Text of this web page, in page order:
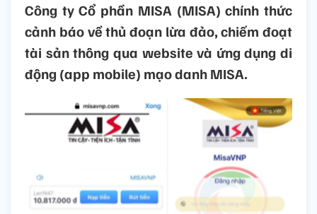
Công ty Cổ phần MISA (MISA) chính thức
cảnh báo về thủ đoạn lừa đảo, chiếm đoạt
tài sản thông qua website và ứng dụng di
động (app mobile) mạo danh MISA.